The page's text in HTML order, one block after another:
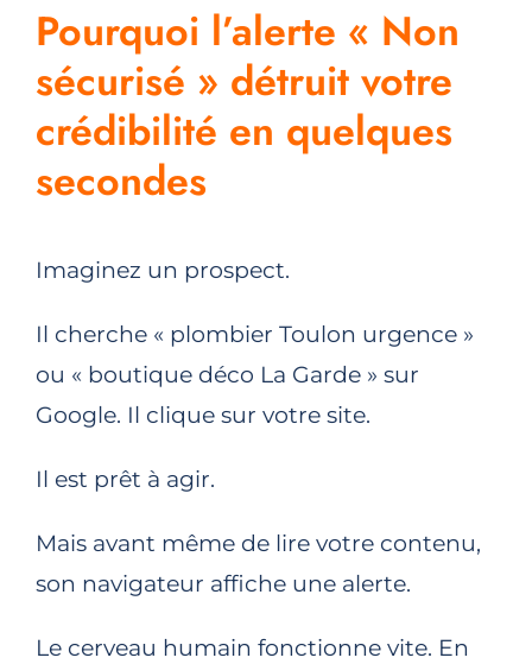
Pourquoi l’alerte « Non
sécurisé » détruit votre
crédibilité en quelques
secondes
Imaginez un prospect.
Il cherche « plombier Toulon urgence »
ou « boutique déco La Garde » sur
Google. Il clique sur votre site.
Il est prêt à agir.
Mais avant même de lire votre contenu,
son navigateur affiche une alerte.
Le cerveau humain fonctionne vite. En